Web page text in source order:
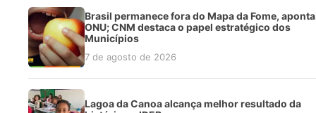
Brasil permanece fora do Mapa da Fome, aponta
ONU; CNM destaca o papel estratégico dos
Municípios
7 de agosto de 2026
Lagoa da Canoa alcança melhor resultado da